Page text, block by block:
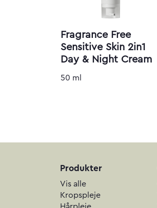
Fragrance Free
Sensitive Skin 2in1
Day & Night Cream
50 ml
Produkter
Vis alle
Kropspleje